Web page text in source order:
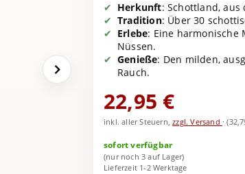
Herkunft: Schottland,
Tradition: Über 30
Erlebe: Eine harmonische
Nüssen.
Genieße: Den milden,
Rauch.
22,95 €
inkl. aller Steuern,zzgl. Versand ·
sofort verfügbar
(nur noch 3 auf Lager)
Lieferzeit 1-2 Werktage